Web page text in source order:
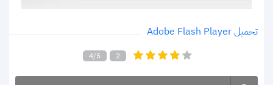
تحميل Adobe Flash Player
4/5 2